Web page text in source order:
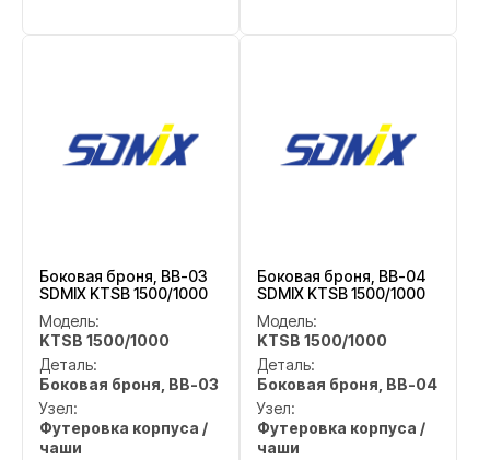
Боковая броня, BB-03
SDMIX KTSB 1500/1000
Модель:
KTSB 1500/1000
Деталь:
Боковая броня, BB-03
Узел:
Футеровка корпуса /
чаши
Боковая броня, BB-04
SDMIX KTSB 1500/1000
Модель:
KTSB 1500/1000
Деталь:
Боковая броня, BB-04
Узел:
Футеровка корпуса /
чаши